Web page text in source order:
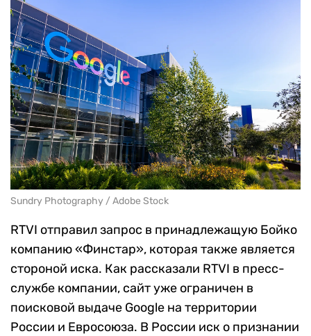
Sundry Photography / Adobe Stock
RTVI отправил запрос в принадлежащую Бойко
компанию «Финстар», которая также является
стороной иска. Как рассказали RTVI в пресс-
службе компании, сайт уже ограничен в
поисковой выдаче Google на территории
России и Евросоюза. В России иск о признании